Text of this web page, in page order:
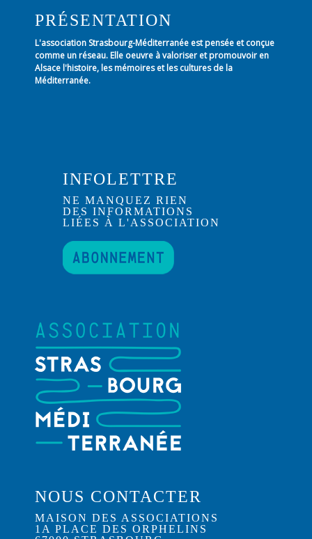
PRÉSENTATION
L'association Strasbourg-Méditerranée est pensée et conçue
comme un réseau. Elle oeuvre à valoriser et promouvoir en
Alsace l'histoire, les mémoires et les cultures de la
Méditerranée.
INFOLETTRE
NE MANQUEZ RIEN
DES INFORMATIONS
LIÉES À L'ASSOCIATION
NOUS CONTACTER
MAISON DES ASSOCIATIONS
1A PLACE DES ORPHELINS